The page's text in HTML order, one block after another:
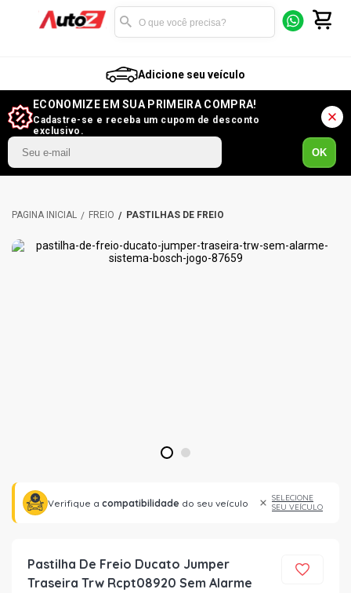
Adicione seu veículo
ECONOMIZE EM SUA PRIMEIRA COMPRA!
Cadastre-se e receba um cupom de desconto
exclusivo.
OK
FREIO PASTILHAS DE FREIO
1 2
Verifique a compatibilidade do seu veículo
SELECIONE
SEU VEÍCULO
Pastilha De Freio Ducato Jumper
Traseira Trw Rcpt08920 Sem Alarme